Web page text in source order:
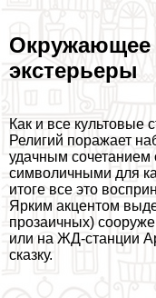
Окружающее
экстерьеры
Как и все культовые
Религий поражает
удачным сочетанием
символичными для
итоге все это
Ярким акцентом
прозаичных)
или на ЖД-станции
сказку.